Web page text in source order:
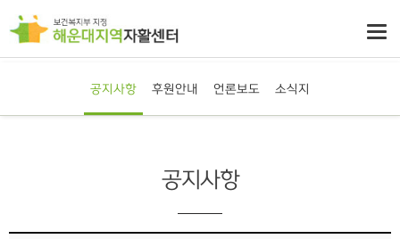
공지사항 후원안내 언론보도 소식지
공지사항